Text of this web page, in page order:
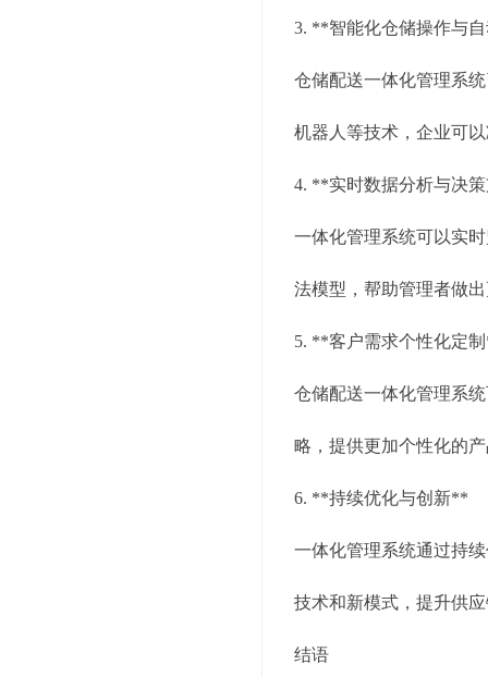
3. **智能化仓储操作与
仓储配送一体化管理系
机器人等技术，企业可
4. **实时数据分析与决
一体化管理系统可以实
法模型，帮助管理者做
5. **客户需求个性化定
仓储配送一体化管理系
略，提供更加个性化的
6. **持续优化与创新**
一体化管理系统通过持
技术和新模式，提升供
结语